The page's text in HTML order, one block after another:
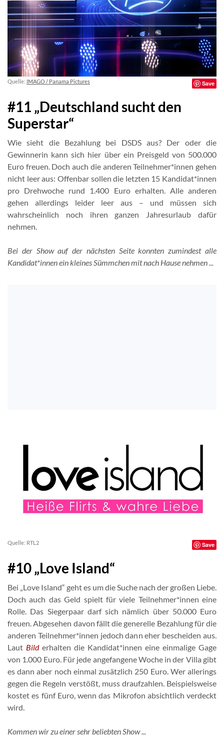
Quelle: IMAGO / Panama Pictures Save
#11 „Deutschland sucht den
Superstar“
Wie sieht die Bezahlung bei DSDS aus? Der oder die
Gewinnerin kann sich hier über ein Preisgeld von 500.000
Euro freuen. Doch auch die anderen Teilnehmer*innen gehen
nicht leer aus: Offenbar sollen die letzten 15 Kandidat*innen
pro Drehwoche rund 1.400 Euro erhalten. Alle anderen
gehen allerdings leider leer aus – und müssen sich
wahrscheinlich noch ihren ganzen Jahresurlaub dafür
nehmen.
Bei der Show auf der nächsten Seite konnten zumindest alle
Kandidat*innen ein kleines Sümmchen mit nach Hause nehmen ...
Quelle: RTL2 Save
#10 „Love Island“
Bei „Love Island“ geht es um die Suche nach der großen Liebe.
Doch auch das Geld spielt für viele Teilnehmer*innen eine
Rolle. Das Siegerpaar darf sich nämlich über 50.000 Euro
freuen. Abgesehen davon fällt die generelle Bezahlung für die
anderen Teilnehmer*innen jedoch dann eher bescheiden aus.
Laut Bilderhalten die Kandidat*innen eine einmalige Gage
von 1.000 Euro. Für jede angefangene Woche in der Villa gibt
es dann aber noch einmal zusätzlich 250 Euro. Wer allerings
gegen die Regeln verstößt, muss draufzahlen. Beispielsweise
kostet es fünf Euro, wenn das Mikrofon absichtlich verdeckt
wird.
Kommen wir zu einer sehr beliebten Show ...